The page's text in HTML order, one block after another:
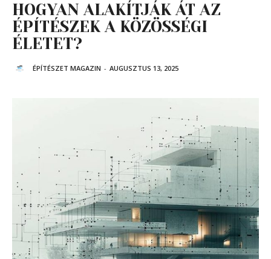
HOGYAN ALAKÍTJÁK ÁT AZ
ÉPÍTÉSZEK A KÖZÖSSÉGI
ÉLETET?
ÉPÍTÉSZET MAGAZIN - AUGUSZTUS 13, 2025